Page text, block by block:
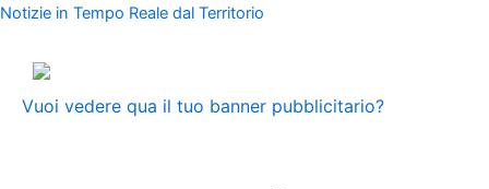
Vai
contenuto
Notizie in Tempo Reale dal Territorio
Vuoi vedere qua il tuo banner pubblicitario?
MenuNavigazione